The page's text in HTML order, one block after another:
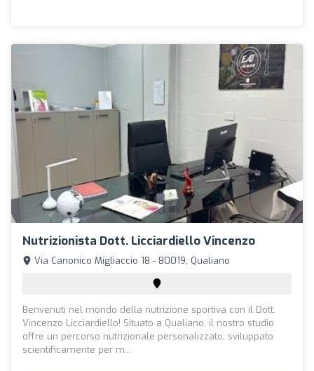
Nutrizionista Dott. Licciardiello Vincenzo
Via Canonico Migliaccio 18 - 80019, Qualiano
Benvenuti nel mondo della nutrizione sportiva con il Dott.
Vincenzo Licciardiello! Situato a Qualiano, il nostro studio
offre un percorso nutrizionale personalizzato, sviluppato
scientificamente per m...